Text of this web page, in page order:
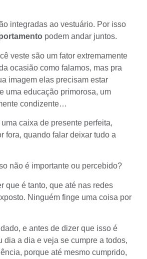
integradas ao vestuário. Por isso
podem andar juntos.
veste são um fator extremamente
ocasião como falamos, mas pra
imagem elas precisam estar
uma educação primorosa, um
condizente…
caixa de presente perfeita,
fora, quando falar deixar tudo a
não é importante ou percebido?
que é tanto, que até nas redes
Ninguém finge uma coisa por
e antes de dizer que isso é
dia a dia e veja se cumpre a todos,
porque até mesmo cumprido,